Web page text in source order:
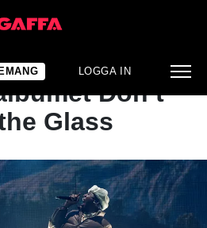
LOGGA IN
NYHET
Creator
Don’t
Glass